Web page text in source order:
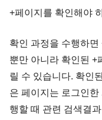
+페이지를 확인해야
확인 과정을 수행하
뿐만 아니라 확인된 +
릴 수 있습니다. 확인
은 페이지는 로그인
행할 때 관련 검색결